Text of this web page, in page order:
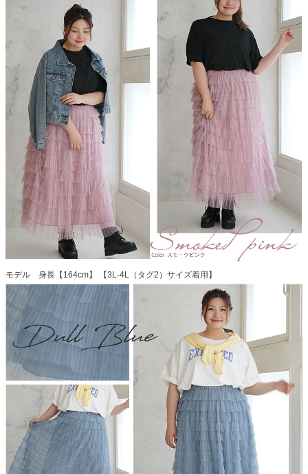
モデル 身長【164cm】 【3L-4L（タグ2）サイズ着用】